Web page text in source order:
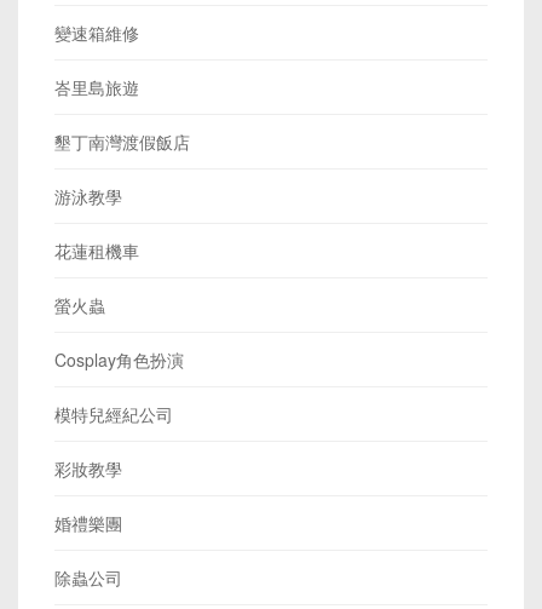
變速箱維修
峇里島旅遊
墾丁南灣渡假飯店
游泳教學
花蓮租機車
螢火蟲
Cosplay角色扮演
模特兒經紀公司
彩妝教學
婚禮樂團
除蟲公司